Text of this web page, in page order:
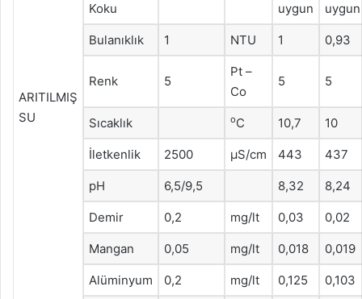
ARITILMIŞ
SU
Koku uygun uygun
Bulanıklık 1 NTU 1 0,93
Renk 5
Pt –
Co
5 5
Sıcaklık oC 10,7 10
İletkenlik 2500 μS/cm 443 437
pH 6,5/9,5 8,32 8,24
Demir 0,2 mg/lt 0,03 0,02
Mangan 0,05 mg/lt 0,018 0,019
Alüminyum 0,2 mg/lt 0,125 0,103